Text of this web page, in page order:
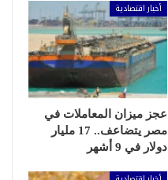
أخبار اقتصادية
عجز ميزان المعاملات في
مصر يتضاعف.. 17 مليار
دولار في 9 أشهر